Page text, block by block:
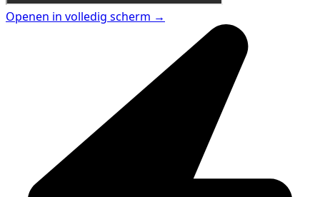
Openen in volledig scherm →